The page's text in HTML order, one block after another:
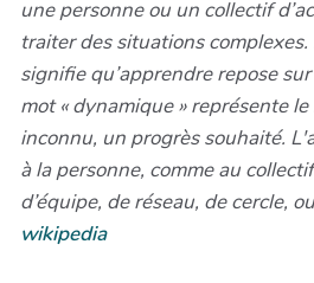
une personne ou un collectif
traiter des situations complexes.
signifie qu’apprendre repose
mot « dynamique » représente
inconnu, un progrès souhaité.
à la personne, comme au
d’équipe, de réseau, de cercle,
wikipedia